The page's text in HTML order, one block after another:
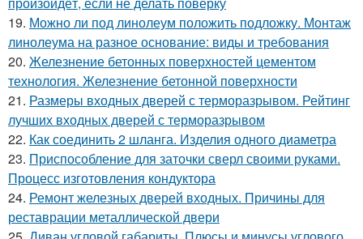
19. Можно ли под линолеум положить подложку. Монтаж
линолеума на разное основание: виды и требования
20. Железнение бетонных поверхностей цементом
технология. Железнение бетонной поверхности
21. Размеры входных дверей с терморазрывом. Рейтинг
лучших входных дверей с терморазрывом
22. Как соединить 2 шланга. Изделия одного диаметра
23. Приспособление для заточки сверл своими руками.
Процесс изготовления кондуктора
24. Ремонт железных дверей входных. Причины для
реставрации металлической двери